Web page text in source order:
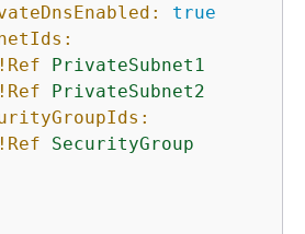
true
!Ref
PrivateSubnet1
!Ref
PrivateSubnet2
!Ref SecurityGroup